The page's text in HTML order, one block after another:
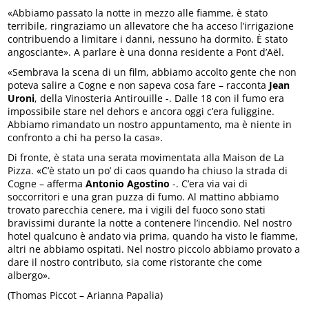
«Abbiamo passato la notte in mezzo alle fiamme, è stato
terribile, ringraziamo un allevatore che ha acceso l’irrigazione
contribuendo a limitare i danni, nessuno ha dormito. È stato
angosciante». A parlare è una donna residente a Pont d’Aël.
«Sembrava la scena di un film, abbiamo accolto gente che non
poteva salire a Cogne e non sapeva cosa fare – racconta Jean
Uroni, della Vinosteria Antirouille -. Dalle 18 con il fumo era
impossibile stare nel dehors e ancora oggi c’era fuliggine.
Abbiamo rimandato un nostro appuntamento, ma è niente in
confronto a chi ha perso la casa».
Di fronte, è stata una serata movimentata alla Maison de La
Pizza. «C’è stato un po’ di caos quando ha chiuso la strada di
Cogne – affermaAntonio Agostino -. C’era via vai di
soccorritori e una gran puzza di fumo. Al mattino abbiamo
trovato parecchia cenere, ma i vigili del fuoco sono stati
bravissimi durante la notte a contenere l’incendio. Nel nostro
hotel qualcuno è andato via prima, quando ha visto le fiamme,
altri ne abbiamo ospitati. Nel nostro piccolo abbiamo provato a
dare il nostro contributo, sia come ristorante che come
albergo».
(Thomas Piccot – Arianna Papalia)